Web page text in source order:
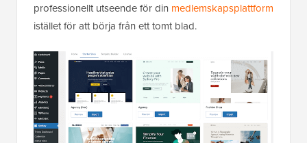
professionellt utseende för din medlemskapsplattform
istället för att börja från ett tomt blad.